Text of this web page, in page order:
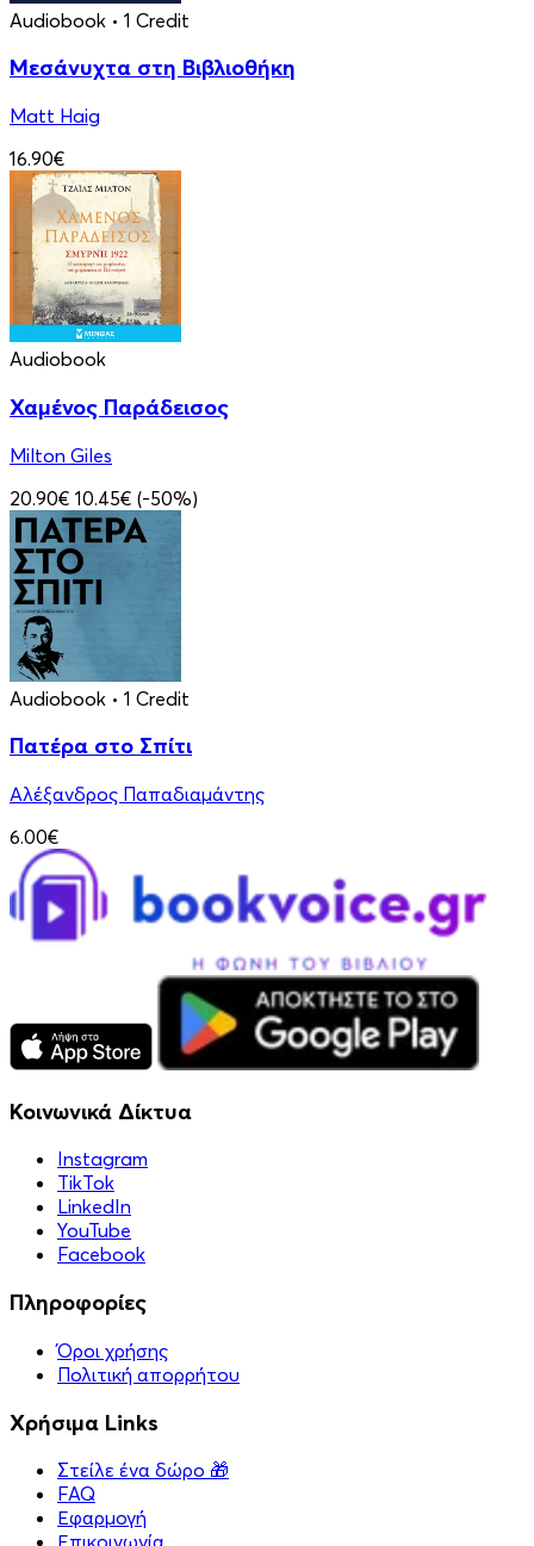
Audiobook • 1 Credit
Μεσάνυχτα στη Βιβλιοθήκη
Matt Haig
16.90€
Audiobook
Χαμένος Παράδεισος
Milton Giles
20.90€ 10.45€ (-50%)
Audiobook • 1 Credit
Πατέρα στο Σπίτι
Αλέξανδρος Παπαδιαμάντης
6.00€
Κοινωνικά Δίκτυα
Instagram
TikTok
LinkedIn
YouTube
Facebook
Πληροφορίες
Όροι χρήσης
Πολιτική απορρήτου
Χρήσιμα Links
Στείλε ένα δώρο 🎁
FAQ
Εφαρμογή